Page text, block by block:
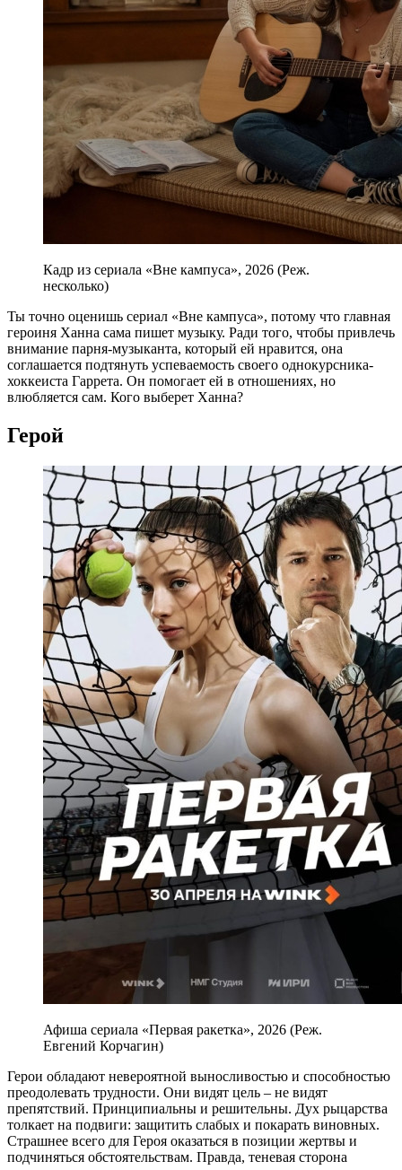
Кадр из сериала «Вне кампуса», 2026 (Реж.
несколько)
Ты точно оценишь сериал «Вне кампуса», потому что главная
героиня Ханна сама пишет музыку. Ради того, чтобы привлечь
внимание парня-музыканта, который ей нравится, она
соглашается подтянуть успеваемость своего однокурсника-
хоккеиста Гаррета. Он помогает ей в отношениях, но
влюбляется сам. Кого выберет Ханна?
Герой
Афиша сериала «Первая ракетка», 2026 (Реж.
Евгений Корчагин)
Герои обладают невероятной выносливостью и способностью
преодолевать трудности. Они видят цель – не видят
препятствий. Принципиальны и решительны. Дух рыцарства
толкает на подвиги: защитить слабых и покарать виновных.
Страшнее всего для Героя оказаться в позиции жертвы и
подчиняться обстоятельствам. Правда, теневая сторона